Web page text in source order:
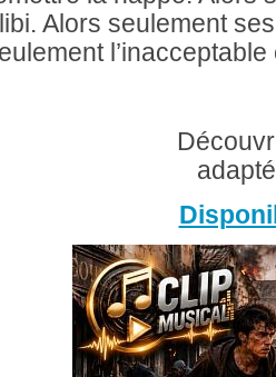
Alors seulement